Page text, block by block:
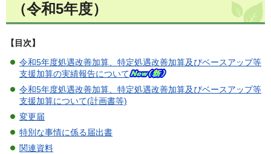
（令和5年度）
【目次】
令和5年度処遇改善加算、特定処遇改善加算及びベースアップ等
支援加算の実績報告について
令和5年度処遇改善加算、特定処遇改善加算及びベースアップ等
支援加算について(計画書等)
変更届
特別な事情に係る届出書
関連資料